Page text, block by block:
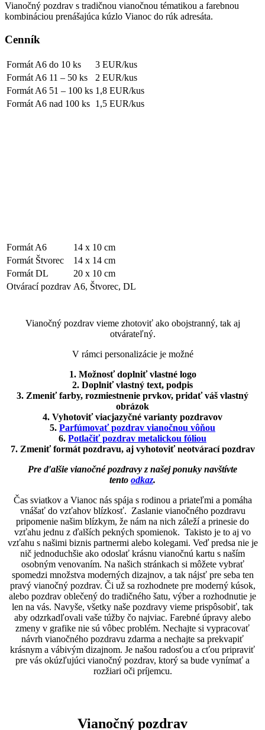
Vianočný pozdrav s tradičnou vianočnou tématikou a farebnou
kombináciou prenášajúca kúzlo Vianoc do rúk adresáta.
Cenník
Formát A6 do 10 ks
3 EUR/kus
Formát A6 11 – 50 ks
2 EUR/kus
Formát A6 51 – 100 ks 1,8 EUR/kus
Formát A6 nad 100 ks 1,5 EUR/kus
Formát A6
14 x 10 cm
Formát Štvorec
14 x 14 cm
Formát DL
20 x 10 cm
Otvárací pozdrav A6, Štvorec, DL
Vianočný pozdrav vieme zhotoviť ako obojstranný, tak aj
otvárateľný.
V rámci personalizácie je možné
1. Možnosť doplniť vlastné logo
2. Doplniť vlastný text, podpis
3. Zmeniť farby, rozmiestnenie prvkov, pridať váš vlastný
obrázok
4. Vyhotoviť viacjazyčné varianty pozdravov
5. Parfúmovať pozdrav vianočnou vôňou
6. Potlačiť pozdrav metalickou fóliou
7. Zmeniť formát pozdravu, aj vyhotoviť neotvárací pozdrav
Pre ďalšie vianočné pozdravy z našej ponuky navštívte
tento odkaz.
Čas sviatkov a Vianoc nás spája s rodinou a priateľmi a pomáha
vnášať do vzťahov blízkosť. Zaslanie vianočného pozdravu
pripomenie našim blízkym, že nám na nich záleží a prinesie do
vzťahu jednu z ďalších pekných spomienok. Takisto je to aj vo
vzťahu s našimi biznis partnermi alebo kolegami. Veď predsa nie je
nič jednoduchšie ako odoslať krásnu vianočnú kartu s naším
osobným venovaním. Na našich stránkach si môžete vybrať
spomedzi množstva moderných dizajnov, a tak nájsť pre seba ten
pravý vianočný pozdrav. Či už sa rozhodnete pre moderný kúsok,
alebo pozdrav oblečený do tradičného šatu, výber a rozhodnutie je
len na vás. Navyše, všetky naše pozdravy vieme prispôsobiť, tak
aby odzrkadľovali vaše túžby čo najviac. Farebné úpravy alebo
zmeny v grafike nie sú vôbec problém. Nechajte si vypracovať
návrh vianočného pozdravu zdarma a nechajte sa prekvapiť
krásnym a vábivým dizajnom. Je našou radosťou a cťou pripraviť
pre vás okúzľujúci vianočný pozdrav, ktorý sa bude vynímať a
rozžiari oči príjemcu.
Vianočný pozdrav